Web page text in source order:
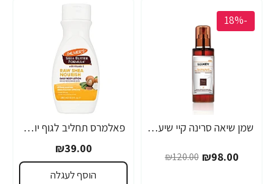
-18%
שמן שיאה סרינה קיי שיער דק, יבש, דליל וחלש Volume Lift - מבית Saryna Key
₪98.00
₪120.00
פאלמרס תחליב לגוף יומי להזנה ולריכוך עם חמאת שיאה ויטמין E נפח 250 מ"ל - Palmer's
₪39.00
הוסף לעגלה